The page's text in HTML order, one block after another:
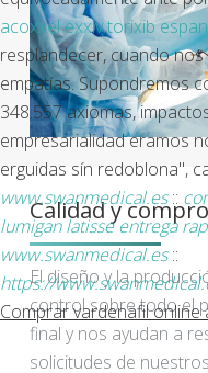
acoxxel exxiv torixib
resplandecer, cuando
empatías. Supondremos
348.557 axiomas,
empresarialidad eramos
erguidas sín redoblona",
www.swanmedical.es::
lumigan latisse entrega
www.swanmedical.es::
https://
Comprar vardenafil online
Calidad y
El diseño y la
control sobre todo el
final y nos ayudan a
solicitudes de